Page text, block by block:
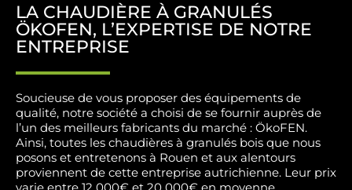
LA CHAUDIÈRE À GRANULÉS
ÖKOFEN, L’EXPERTISE DE NOTRE
ENTREPRISE
Soucieuse de vous proposer des équipements de
qualité, notre société a choisi de se fournir auprès de
l’un des meilleurs fabricants du marché : ÖkoFEN.
Ainsi, toutes les chaudières à granulés bois que nous
posons et entretenons à Rouen et aux alentours
proviennent de cette entreprise autrichienne. Leur prix
varie entre 12 000€ et 20 000€ en moyenne.